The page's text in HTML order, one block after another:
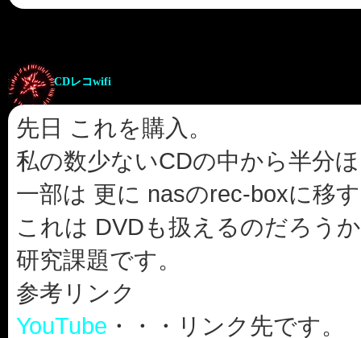
CDレコwifi
先日 これを購入。
私の数少ないCDの中から半分
一部は 更に nasのrec-boxに移
これは DVDも扱えるのだろう
研究課題です。
参考リンク
YouTube ・・・リンク先です。